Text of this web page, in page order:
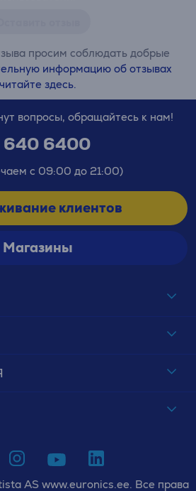
просим соблюдать добрые
информацию об отзывах
читайте здесь.
вопросы, обращайтесь к нам!
640 6400
с 09:00 до 21:00)
клиентов
Магазины
AS www.euronics.ee. Все права